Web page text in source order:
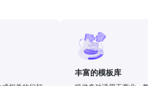
丰富的模板库